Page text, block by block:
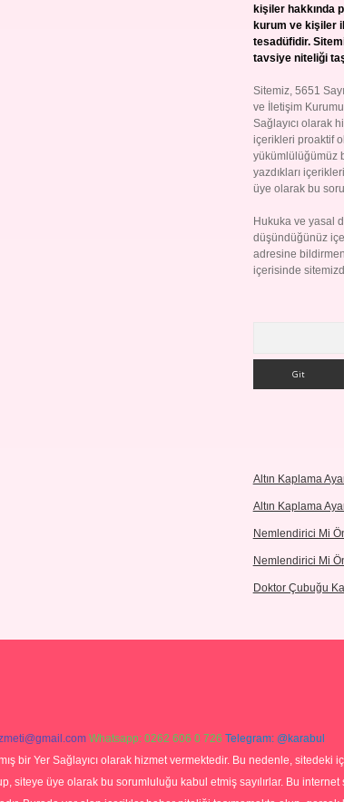
kişiler hakkında
kurum ve kişiler
tesadüfidir.
tavsiye niteliği
Sitemiz, 5651
ve İletişim
Sağlayıcı olarak
içerikleri proaktif
yükümlülüğümüz
yazdıkları
üye olarak bu
Hukuka ve yasal
düşündüğünüz
adresine
içerisinde
Altın Kaplama
Altın Kaplama
Nemlendirici Mi
Nemlendirici Mi
Doktor Çubuğu
Whatsapp: 0262 606 0 726 Telegram: @karabul
bir Yer Sağlayıcı olarak hizmet vermektedir. Bu nedenle,
siteye üye olarak bu sorumluluğu kabul etmiş sayılırlar. Bu